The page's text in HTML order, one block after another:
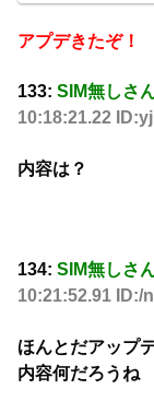
アプデきたぞ！
133: SIM無しさ
10:18:21.22
内容は？
134: SIM無しさ
10:21:52.91 ID:/
ほんとだアップ
内容何だろうね